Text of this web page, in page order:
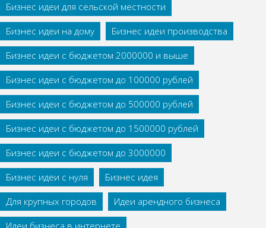
Бизнес идеи для сельской местности
Бизнес идеи на дому
Бизнес идеи производства
Бизнес идеи с бюджетом 2000000 и выше
Бизнес идеи с бюджетом до 100000 рублей
Бизнес идеи с бюджетом до 500000 рублей
Бизнес идеи с бюджетом до 1500000 рублей
Бизнес идеи с бюджетом до 3000000
Бизнес идеи с нуля
Бизнес идея
Для крупных городов
Идеи арендного бизнеса